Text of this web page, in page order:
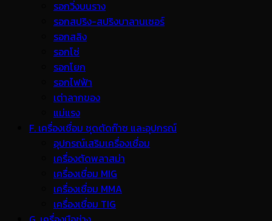
รอกวิ่งบนราง
รอกสปริง-สปริงบาลานเซอร์
รอกสลิง
รอกโซ่
รอกโยก
รอกไฟฟ้า
เต่าลากของ
แม่แรง
F. เครื่องเชื่อม ชุดตัดก๊าซ และอุปกรณ์
อุปกรณ์เสริมเครื่องเชื่อม
เครื่องตัดพลาสม่า
เครื่องเชื่อม MIG
เครื่องเชื่อม MMA
เครื่องเชื่อม TIG